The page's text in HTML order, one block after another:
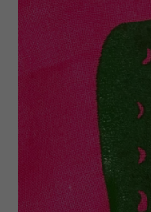
Wasserski
PROJEKTE